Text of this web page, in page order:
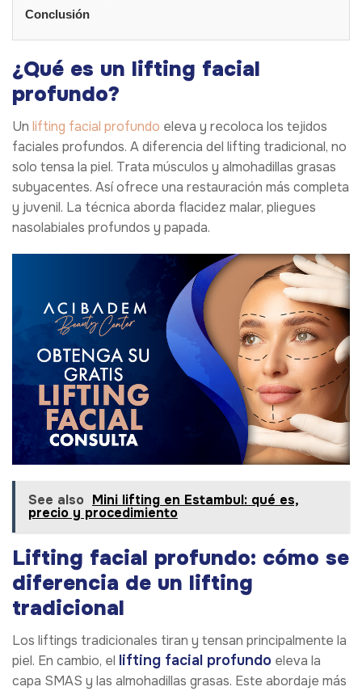
Conclusión
¿Qué es un lifting facial
profundo?
Un lifting facial profundo eleva y recoloca los tejidos
faciales profundos. A diferencia del lifting tradicional, no
solo tensa la piel. Trata músculos y almohadillas grasas
subyacentes. Así ofrece una restauración más completa
y juvenil. La técnica aborda flacidez malar, pliegues
nasolabiales profundos y papada.
See also Mini lifting en Estambul: qué es,
precio y procedimiento
Lifting facial profundo: cómo se
diferencia de un lifting
tradicional
Los liftings tradicionales tiran y tensan principalmente la
piel. En cambio, el lifting facial profundo eleva la
capa SMAS y las almohadillas grasas. Este abordaje más